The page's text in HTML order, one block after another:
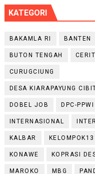
KATEGORI
BAKAMLA RI BANTEN
BUTON TENGAH
CURUGCIUNG
DESA KIARAPAYUNG
DOBEL JOB DPC-
INTERNASIONAL
KALBAR KELOMPOK13
KONAWE KOPRASI
MAROKO MBG